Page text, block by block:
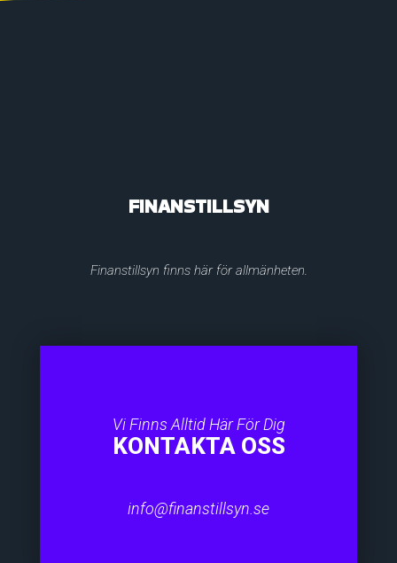
FINANSTILLSYN
Finanstillsyn finns här för allmänheten.
Vi Finns Alltid Här För Dig
KONTAKTA OSS
info@finanstillsyn.se